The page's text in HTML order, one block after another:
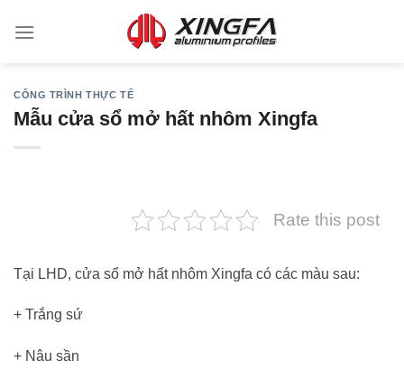
CÔNG TRÌNH THỰC TẾ
Mẫu cửa sổ mở hất nhôm Xingfa
Rate this post
Tại LHD, cửa sổ mở hất nhôm Xingfa có các màu sau:
+ Trắng sứ
+ Nâu sần